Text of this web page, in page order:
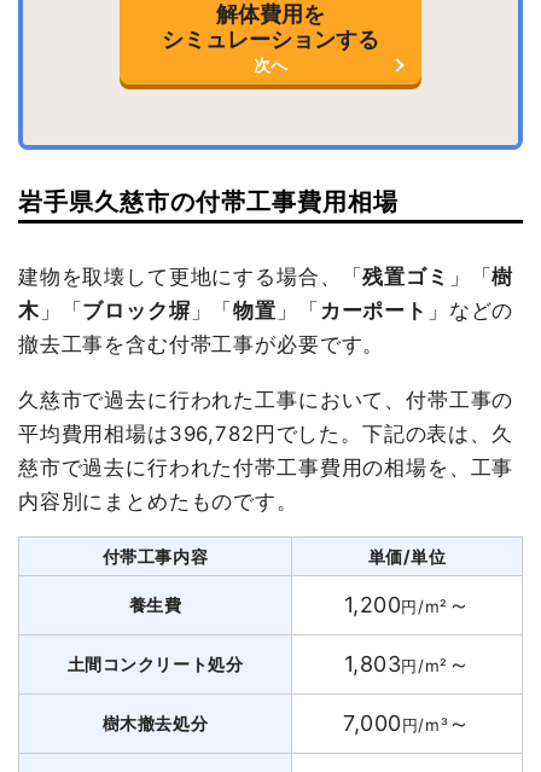
解体費用を
シミュレーションする
次へ
岩手県久慈市の付帯工事費用相場
建物を取壊して更地にする場合、「残置ゴミ 」「樹
木」「 ブロック塀 」「物置 」「 カーポート 」などの
撤去工事を含む付帯工事が必要です。
久慈市で過去に行われた工事において、付帯工事の
平均費用相場は396,782円でした。下記の表は、久
慈市で過去に行われた付帯工事費用の相場を、工事
内容別にまとめたものです。
付帯工事内容 単価/単位
養生費 1,200円/m² ～
土間コンクリート処分 1,803円/m² ～
樹木撤去処分 7,000円/m³～